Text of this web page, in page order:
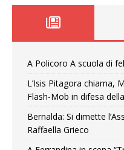
A Policoro A scuola di
L’Isis Pitagora chiama,
Flash-Mob in difesa
Bernalda: Si dimette
Raffaella Grieco